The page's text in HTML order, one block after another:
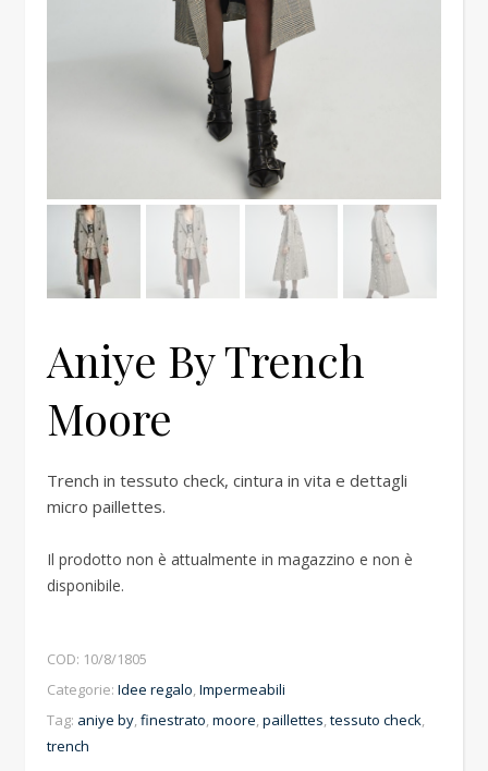
Aniye By Trench
Moore
Trench in tessuto check, cintura in vita e dettagli
micro paillettes.
Il prodotto non è attualmente in magazzino e non è
disponibile.
COD: 10/8/1805
Categorie: Idee regalo,Impermeabili
Tag: aniye by,finestrato,moore,paillettes,tessuto check,
trench